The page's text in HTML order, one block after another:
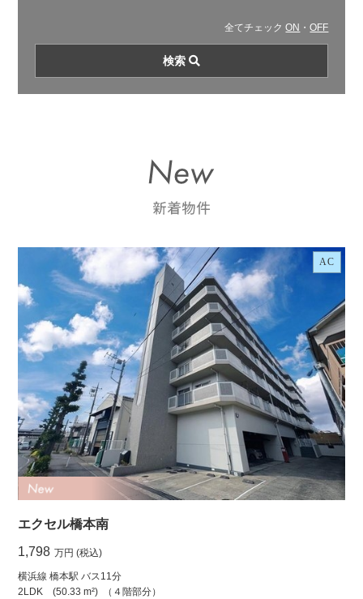
全てチェックON ・OFF
AC
エクセル橋本南
1,798 万円 (税込)
横浜線 橋本駅 バス11分
2LDK
(50.33 m²) （４階部分）